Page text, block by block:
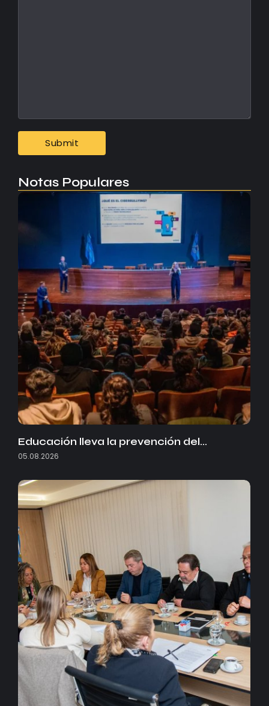
Notas Populares
Educación lleva la prevención del…
05.08.2026